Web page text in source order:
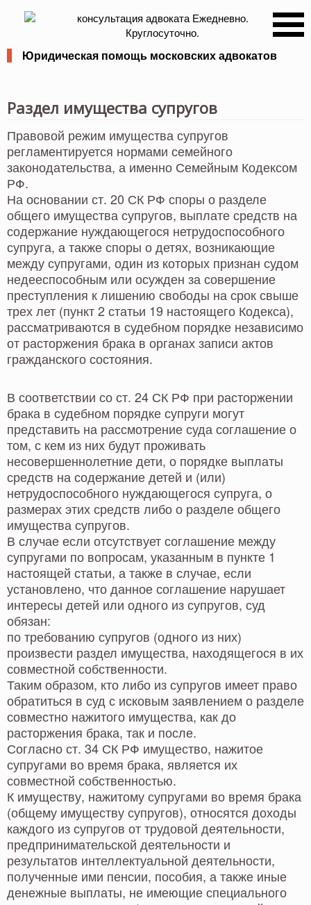
консультация адвокатаЕжедневно.
Круглосуточно.
Юридическая помощь московских адвокатов
Раздел имущества супругов
Правовой режим имущества супругов
регламентируется нормами семейного
законодательства, а именно Семейным Кодексом
РФ.
На основании ст. 20 СК РФ споры о разделе
общего имущества супругов, выплате средств на
содержание нуждающегося нетрудоспособного
супруга, а также споры о детях, возникающие
между супругами, один из которых признан судом
недееспособным или осужден за совершение
преступления к лишению свободы на срок свыше
трех лет (пункт 2 статьи 19 настоящего Кодекса),
рассматриваются в судебном порядке независимо
от расторжения брака в органах записи актов
гражданского состояния.
В соответствии со ст. 24 СК РФ при расторжении
брака в судебном порядке супруги могут
представить на рассмотрение суда соглашение о
том, с кем из них будут проживать
несовершеннолетние дети, о порядке выплаты
средств на содержание детей и (или)
нетрудоспособного нуждающегося супруга, о
размерах этих средств либо о разделе общего
имущества супругов.
В случае если отсутствует соглашение между
супругами по вопросам, указанным в пункте 1
настоящей статьи, а также в случае, если
установлено, что данное соглашение нарушает
интересы детей или одного из супругов, суд
обязан:
по требованию супругов (одного из них)
произвести раздел имущества, находящегося в их
совместной собственности.
Таким образом, кто либо из супругов имеет право
обратиться в суд с исковым заявлением о разделе
совместно нажитого имущества, как до
расторжения брака, так и после.
Согласно ст. 34 СК РФ имущество, нажитое
супругами во время брака, является их
совместной собственностью.
К имуществу, нажитому супругами во время брака
(общему имуществу супругов), относятся доходы
каждого из супругов от трудовой деятельности,
предпринимательской деятельности и
результатов интеллектуальной деятельности,
полученные ими пенсии, пособия, а также иные
денежные выплаты, не имеющие специального